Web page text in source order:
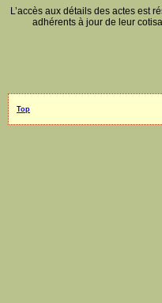
L’accès aux détails des actes est
adhérents à jour de leur
Top